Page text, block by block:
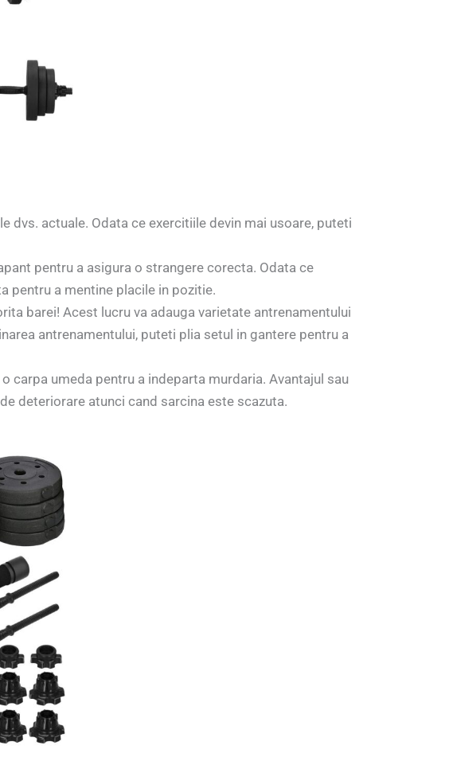
actuale. Odata ce exercitiile devin mai usoare, puteti
pentru a asigura o strangere corecta. Odata ce
pentru a mentine placile in pozitie.
barei! Acest lucru va adauga varietate antrenamentului
antrenamentului, puteti plia setul in gantere pentru a
umeda pentru a indeparta murdaria. Avantajul sau
deteriorare atunci cand sarcina este scazuta.